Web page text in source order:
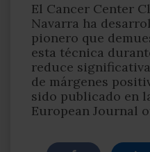
El Cancer Center
Navarra ha
pionero que
esta técnica
reduce
de márgenes
sido publicado en
European Journal